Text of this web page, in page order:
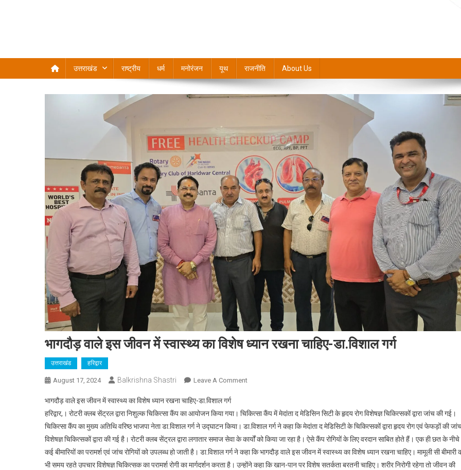
उत्तराखंड राष्ट्रीय धर्म मनोरंजन यूथ राजनीति About Us
भागदौड़ वाले इस जीवन में स्वास्थ्य का विशेष ध्यान रखना चाहिए-डा.विशाल गर्ग
उत्तराखंड हरिद्वार
August 17, 2024 Balkrishna Shastri Leave A CommentOn
इस
जीवन
में
स्वास्थ्य
का
भागदौड़ वाले इस जीवन में स्वास्थ्य का विशेष ध्यान रखना चाहिए-डा.विशाल गर्ग
हरिद्वार,। रोटरी क्लब सेंट्रल द्वारा निशुल्क चिकित्सा कैंप का आयोजन किया गया। चिकित्सा कैंप में मेदांता द मेडिसिन सिटी के हृदय रोग विशेषज्ञ चिकित्सकों द्वारा जांच की गई।
चिकित्सा कैंप का मुख्य अतिथि वरिष्ठ भाजपा नेता डा.विशाल गर्ग ने उद्घाटन किया। डा.विशाल गर्ग ने कहा कि मेदांता द मेडिसिटी के चिकित्सकों द्वारा हृदय रोग एवं फेफड़ों की
विशेषज्ञ चिकित्सकों द्वारा की गई है। रोटरी क्लब सेंट्रल द्वारा लगातार समाज सेवा के कार्यों को किया जा रहा है। ऐसे कैंप रोगियों के लिए वरदान साबित होते हैं। एक ही छत के नीचे
कई बीमारियों का परामर्श एवं जांच रोगियों को उपलब्ध हो जाती है। डा.विशाल गर्ग ने कहा कि भागदौड़ वाले इस जीवन में स्वास्थ्य का विशेष ध्यान रखना चाहिए। मामूली सी बीमारी
भी समय रहते उपचार विशेषज्ञ चिकित्सक का परामर्श रोगी का मार्गदर्शन करता है। उन्होंने कहा कि खान-पान पर विशेष सतर्कता बरतनी चाहिए। शरीर निरोगी रहेगा तो जीवन की